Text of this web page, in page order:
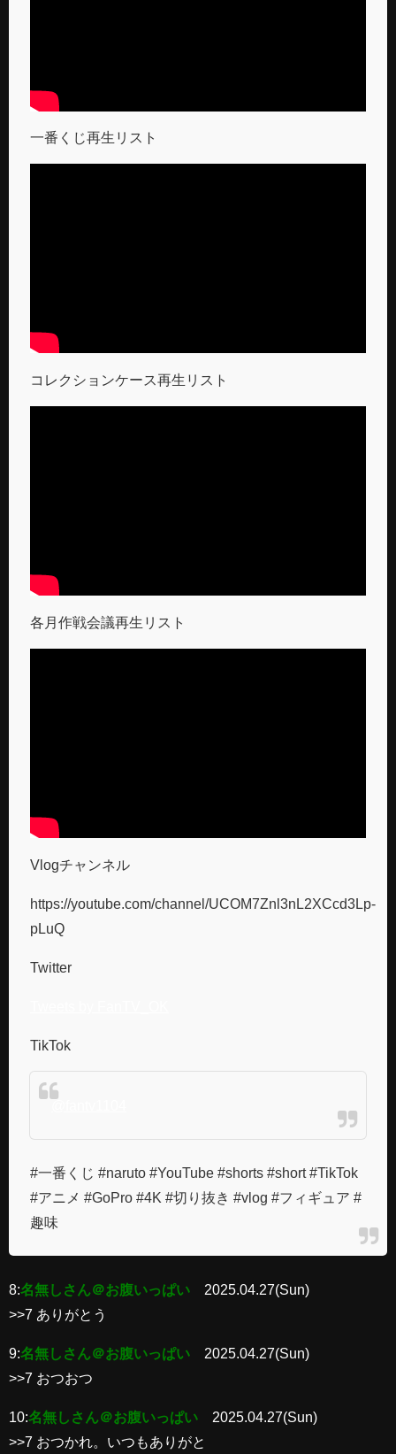
一番くじ再生リスト
コレクションケース再生リスト
各月作戦会議再生リスト
Vlogチャンネル
https://youtube.com/channel/UCOM7Znl3nL2XCcd3Lp-
pLuQ
Twitter
TikTok
#一番くじ #naruto #YouTube #shorts #short #TikTok
#アニメ #GoPro #4K #切り抜き #vlog #フィギュア #
趣味
8:名無しさん＠お腹いっぱい
2025.04.27(Sun)
>>7 ありがとう
9:名無しさん＠お腹いっぱい
2025.04.27(Sun)
>>7 おつおつ
10:名無しさん＠お腹いっぱい
2025.04.27(Sun)
>>7 おつかれ。いつもありがと